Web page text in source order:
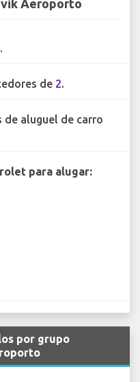
Aeroporto
.
de 2.
de aluguel de carro
para alugar:
por grupo